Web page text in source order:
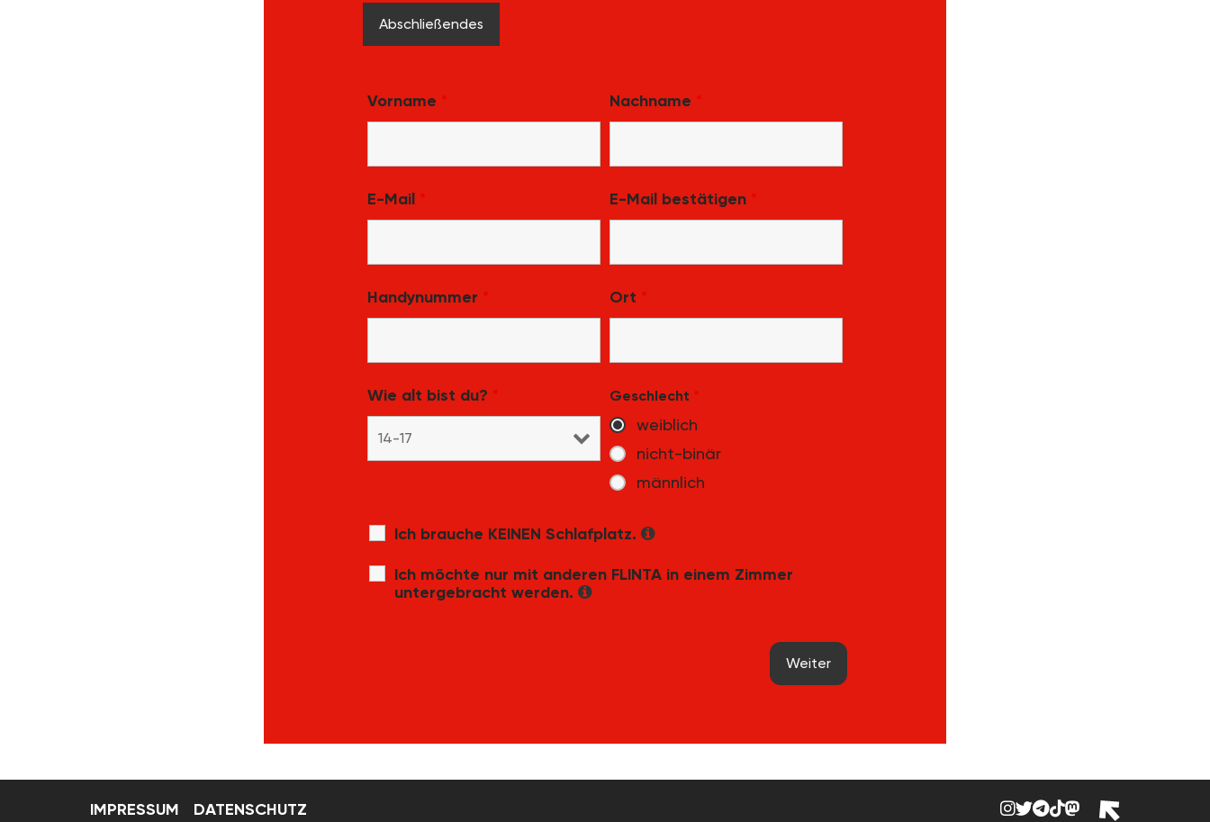
Abschließendes
Vorname * Nachname *
E-Mail * E-Mail bestätigen *
Handynummer * Ort *
Wie alt bist du? * Geschlecht *
weiblich
nicht-binär
männlich
Ich brauche KEINEN Schlafplatz.
Ich möchte nur mit anderen FLINTA in einem Zimmer
untergebracht werden.
IMPRESSUM DATENSCHUTZ